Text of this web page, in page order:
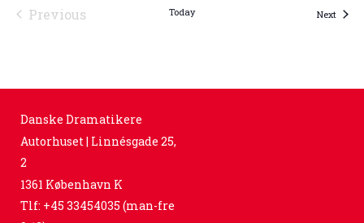
Previous
Today NextEvents
Danske Dramatikere
Autorhuset | Linnésgade 25,
2
1361 København K
Tlf: +45 33454035 (man-fre